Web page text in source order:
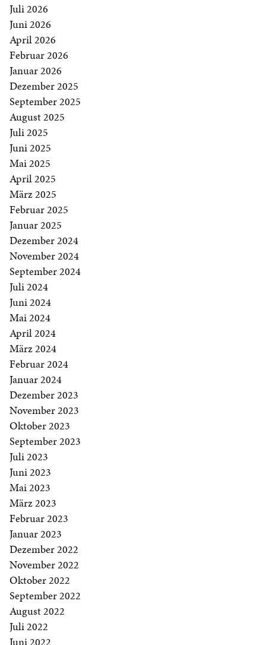
Juli 2026
Juni 2026
April 2026
Februar 2026
Januar 2026
Dezember 2025
September 2025
August 2025
Juli 2025
Juni 2025
Mai 2025
April 2025
März 2025
Februar 2025
Januar 2025
Dezember 2024
November 2024
September 2024
Juli 2024
Juni 2024
Mai 2024
April 2024
März 2024
Februar 2024
Januar 2024
Dezember 2023
November 2023
Oktober 2023
September 2023
Juli 2023
Juni 2023
Mai 2023
März 2023
Februar 2023
Januar 2023
Dezember 2022
November 2022
Oktober 2022
September 2022
August 2022
Juli 2022
Juni 2022